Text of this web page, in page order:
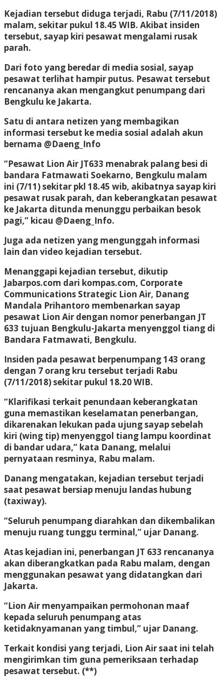
Kejadian tersebut diduga terjadi, Rabu (7/11/2018)
malam, sekitar pukul 18.45 WIB. Akibat insiden
tersebut, sayap kiri pesawat mengalami rusak
parah.
Dari foto yang beredar di media sosial, sayap
pesawat terlihat hampir putus. Pesawat tersebut
rencananya akan mengangkut penumpang dari
Bengkulu ke Jakarta.
Satu di antara netizen yang membagikan
informasi tersebut ke media sosial adalah akun
bernama @Daeng_Info
“Pesawat Lion Air JT633 menabrak palang besi di
bandara Fatmawati Soekarno, Bengkulu malam
ini (7/11) sekitar pkl 18.45 wib, akibatnya sayap kiri
pesawat rusak parah, dan keberangkatan pesawat
ke Jakarta ditunda menunggu perbaikan besok
pagi,” kicau @Daeng_Info.
Juga ada netizen yang mengunggah informasi
lain dan video kejadian tersebut.
Menanggapi kejadian tersebut, dikutip
Jabarpos.com dari kompas.com, Corporate
Communications Strategic Lion Air, Danang
Mandala Prihantoro membenarkan sayap
pesawat Lion Air dengan nomor penerbangan JT
633 tujuan Bengkulu-Jakarta menyenggol tiang di
Bandara Fatmawati, Bengkulu.
Insiden pada pesawat berpenumpang 143 orang
dengan 7 orang kru tersebut terjadi Rabu
(7/11/2018) sekitar pukul 18.20 WIB.
“Klarifikasi terkait penundaan keberangkatan
guna memastikan keselamatan penerbangan,
dikarenakan lekukan pada ujung sayap sebelah
kiri (wing tip) menyenggol tiang lampu koordinat
di bandar udara,” kata Danang, melalui
pernyataan resminya, Rabu malam.
Danang mengatakan, kejadian tersebut terjadi
saat pesawat bersiap menuju landas hubung
(taxiway).
“Seluruh penumpang diarahkan dan dikembalikan
menuju ruang tunggu terminal,” ujar Danang.
Atas kejadian ini, penerbangan JT 633 rencananya
akan diberangkatkan pada Rabu malam, dengan
menggunakan pesawat yang didatangkan dari
Jakarta.
“Lion Air menyampaikan permohonan maaf
kepada seluruh penumpang atas
ketidaknyamanan yang timbul,” ujar Danang.
Terkait kondisi yang terjadi, Lion Air saat ini telah
mengirimkan tim guna pemeriksaan terhadap
pesawat tersebut. (**)